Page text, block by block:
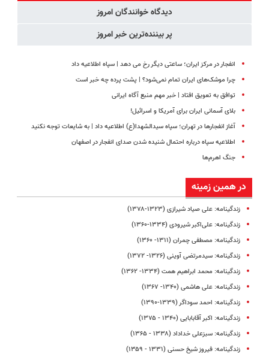
دیدگاه خوانندگان امروز
پر بیننده‌ترین خبر امروز
انفجار در مرکز ایران؛ ساعتی دیگر رخ می دهد | سپاه اطلاعیه داد
چرا موشک‌های ایران تمام نمی‌شود؟ | پشت پرده چه خبر است
توافق به تعویق افتاد | خبر مهم منبع آگاه ایرانی
بلای آسمانی ایران برای آمریکا و اسرائیل!
آغاز انفجارها در تهران؛ سپاه سیدالشهدا(ع) اطلاعیه داد | به شایعات توجه نکنید
اطلاعیه سپاه درباره احتمال شنیده شدن صدای انفجار در اصفهان
جنگ اهرم‌ها
در همین زمینه
زندگینامه: علی صیاد شیرازی (۱۳۲۳-۱۳۷۸)
زندگینامه: علی‌اکبر شیرودی (۱۳۳۴-۱۳۶۰)
زندگینامه: مصطفی چمران (۱۳۱۱- ۱۳۶۰)
زندگینامه: سید‌مرتضی آوینی (۱۳۲۶- ۱۳۷۲)
زندگینامه: محمد ابراهیم همت (۱۳۳۴- ۱۳۶۲)
زندگینامه: علی هاشمی (۱۳۴۰- ۱۳۶۷)
زندگینامه: احمد سوداگر (۱۳۳۹-۱۳۹۰)
زندگینامه: اکبر آقا‌بابایی (۱۳۴۰ - ۱۳۷۵)
زندگینامه: سبزعلی خداداد (۱۳۳۸ - ۱۳۶۵)
زندگینامه: فیروز شیخ حسنی (۱۳۳۱ - ۱۳۵۹)